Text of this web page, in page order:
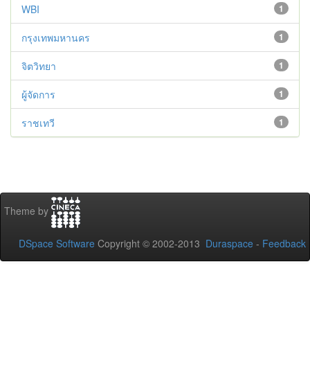
1
WBI
1
กรุงเทพมหานคร
1
จิตวิทยา
1
ผู้จัดการ
1
ราชเทวี
Theme by
DSpace Software Copyright © 2002-2013 Duraspace - Feedback